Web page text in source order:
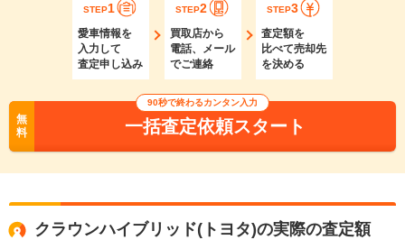
STEP1
愛車情報を
入力して
査定申し込み
STEP2
買取店から
電話、メール
でご連絡
STEP3
査定額を
比べて売却先
を決める
無
料
90秒で終わるカンタン入力
一括査定依頼スタート
クラウンハイブリッド(トヨタ)の実際の査定額